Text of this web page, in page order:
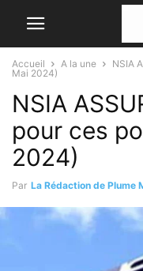
Accueil A la une
NSIA
Mai 2024)
NSIA
pour ces
2024)
Par La Rédaction de Plume